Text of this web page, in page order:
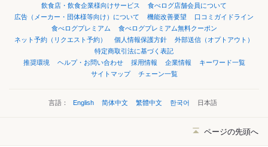
飲食店・飲食企業様向けサービス
食べログ店舗会員について
広告（メーカー・団体様等向け）について
機能改善要望
口コミガイドライン
食べログプレミアム
食べログプレミアム無料クーポン
ネット予約（リクエスト予約）
個人情報保護方針
外部送信（オプトアウト）
特定商取引法に基づく表記
推奨環境
ヘルプ・お問い合わせ 採用情報 企業情報
キーワード一覧
サイトマップ
チェーン一覧
言語： English 简体中文 繁體中文 한국어 日本語
ページの先頭へ